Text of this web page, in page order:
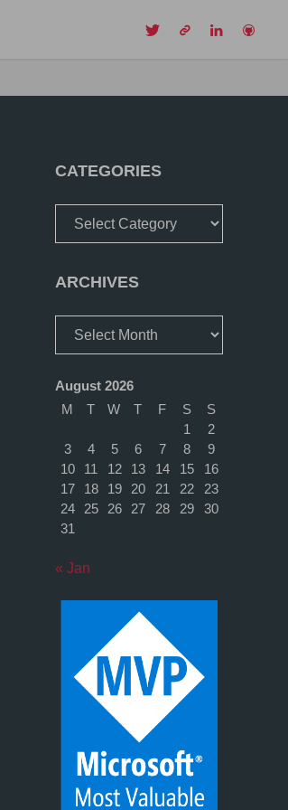
CATEGORIES
ARCHIVES
August 2026
M
T W T F S
S
1
2
3
4 5 6 7 8
9
10
11 12 13 14 15
16
17
18 19 20 21 22
23
24
25 26 27 28 29
30
31
« Jan